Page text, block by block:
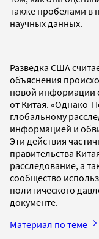
также пробелами в
научных данных.
Разведка США
объяснения
новой информации
от Китая. «Однако
глобальному
информацией и
Эти действия
правительства
расследование, а
сообщество
политического
документе.
Материал по теме